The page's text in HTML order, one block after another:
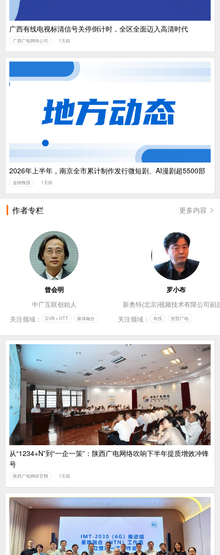
广西有线电视标清信号关停倒计时，全区全面迈入高清时代
广西广电网络公司 1天前
2026年上半年，南京全市累计制作发行微短剧、AI漫剧超5500部
金陵晚报 1天前
作者专栏 更多内容
曾会明
中广互联创始人
关注领域：
DVB＋OTT 媒体融合
罗小布
新奥特(北京)视频技术有限公司副
关注领域：
有线 智慧广电
从“1234+N”到“一企一策”：陕西广电网络吹响下半年提质增效冲锋
号
陕西广电网络官网 1天前